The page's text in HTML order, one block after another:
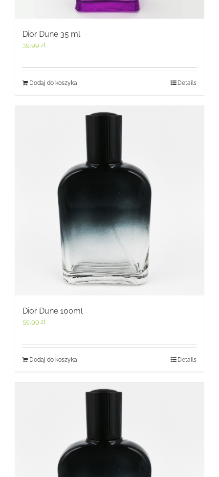
Dior Dune 35 ml
39,99 zł
Dodaj do koszyka Details
Dior Dune 100ml
59,99 zł
Dodaj do koszyka Details